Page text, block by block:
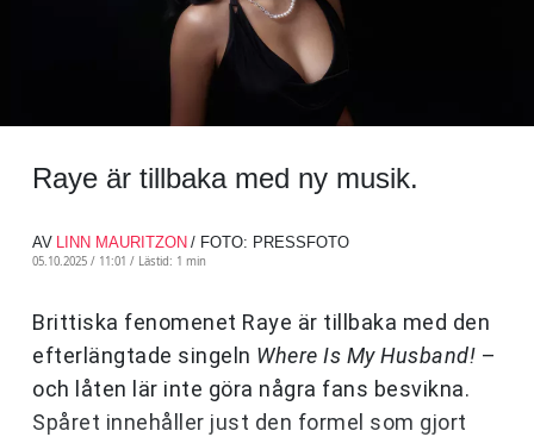
Raye är tillbaka med ny musik.
AV LINN MAURITZON / FOTO: PRESSFOTO
05.10.2025 / 11:01 / Lästid: 1 min
Brittiska fenomenet Raye är tillbaka med den
efterlängtade singeln Where Is My Husband! –
och låten lär inte göra några fans besvikna.
Spåret innehåller just den formel som gjort